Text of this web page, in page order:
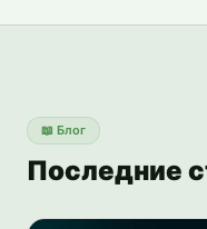
📖 Блог
Последние